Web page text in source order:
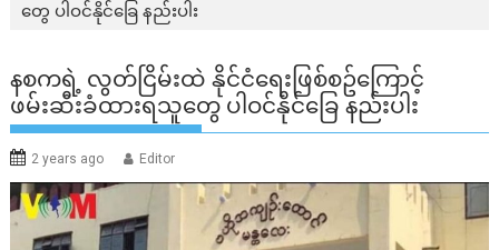
တွေ ပါဝင်နိုင်ခြေ နည်းပါး
နစကရဲ့ လွတ်ငြိမ်းထဲ နိုင်ငံရေးဖြစ်စဥ်ကြောင့်
ဖမ်းဆီးခံထားရသူတွေ ပါဝင်နိုင်ခြေ နည်းပါး
2 years ago Editor